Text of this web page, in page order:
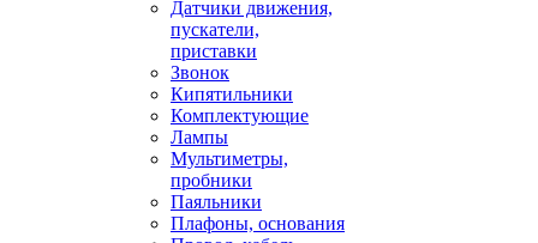
Датчики движения,
пускатели,
приставки
Звонок
Кипятильники
Комплектующие
Лампы
Мультиметры,
пробники
Паяльники
Плафоны, основания